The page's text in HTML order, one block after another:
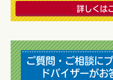
詳しくは
ご質問・ご相談に
ドバイザーがお